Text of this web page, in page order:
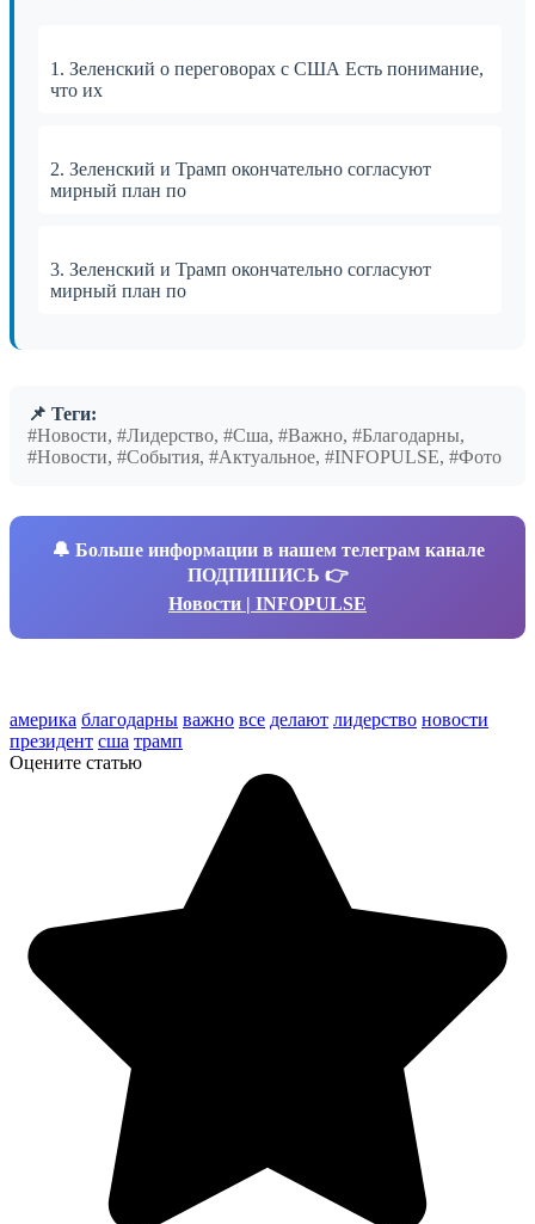
1. Зеленский о переговорах с США Есть понимание,
что их
2. Зеленский и Трамп окончательно согласуют
мирный план по
3. Зеленский и Трамп окончательно согласуют
мирный план по
📌 Теги:
#Новости, #Лидерство, #Сша, #Важно, #Благодарны,
#Новости, #События, #Актуальное, #INFOPULSE, #Фото
🔔 Больше информации в нашем телеграм канале
ПОДПИШИСЬ 👉
Новости | INFOPULSE
америка благодарны важно все делают лидерство новости
президент сша трамп
Оцените статью